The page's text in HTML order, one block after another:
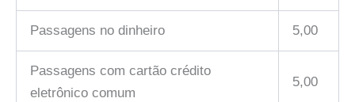
Passagens no dinheiro 5,00
Passagens com cartão crédito
eletrônico comum
5,00